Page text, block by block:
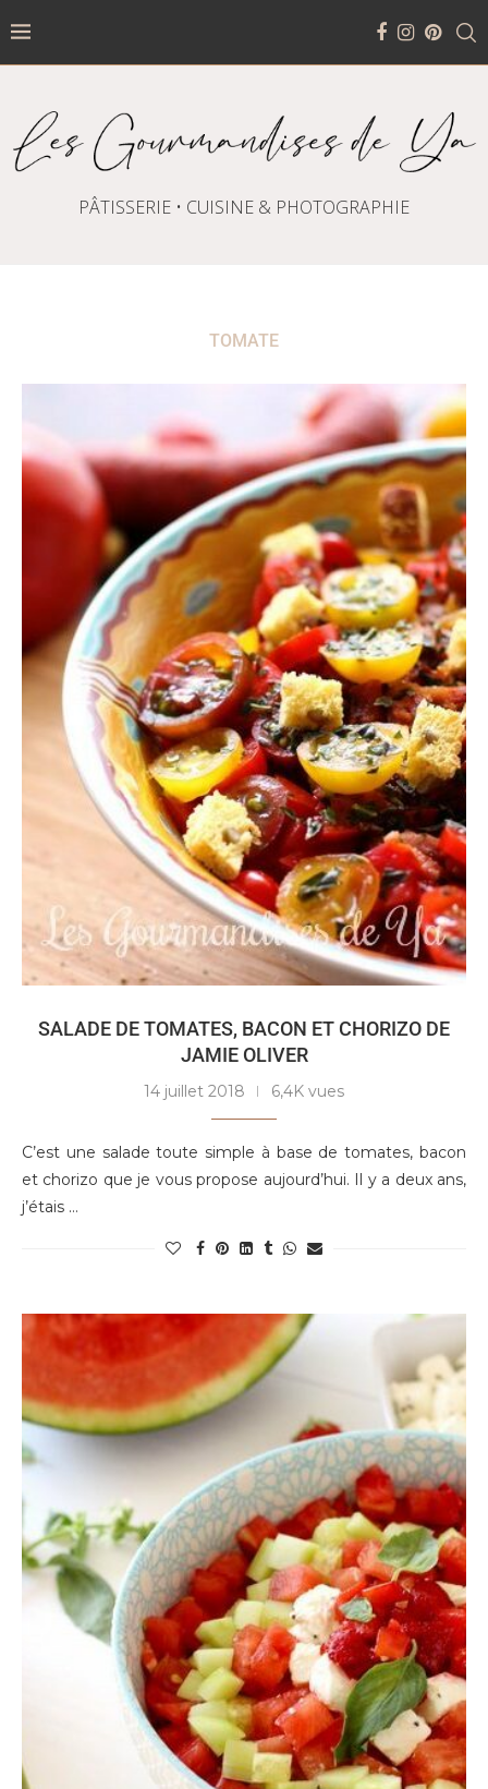
PÂTISSERIE • CUISINE & PHOTOGRAPHIE
TOMATE
SALADE DE TOMATES, BACON ET CHORIZO DE
JAMIE OLIVER
14 juillet 2018 6,4K vues
C’est une salade toute simple à base de tomates, bacon
et chorizo que je vous propose aujourd’hui. Il y a deux ans,
j’étais …